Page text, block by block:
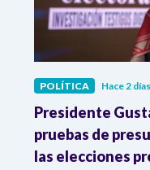
POLÍTICA Hace 2 días
Presidente
pruebas de
las elecciones